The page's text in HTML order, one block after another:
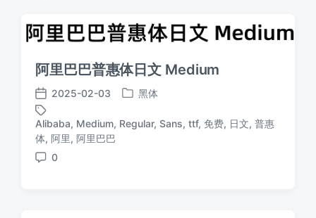
阿里巴巴普惠体日文 Medium
发
布
日
期
2025-02-03
发
于
黑体
标
签
Alibaba, Medium, Regular, Sans, ttf, 免费, 日文, 普惠
体, 阿里, 阿里巴巴
评
0